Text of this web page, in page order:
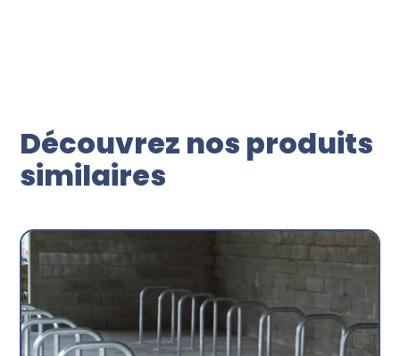
Découvrez nos produits
similaires